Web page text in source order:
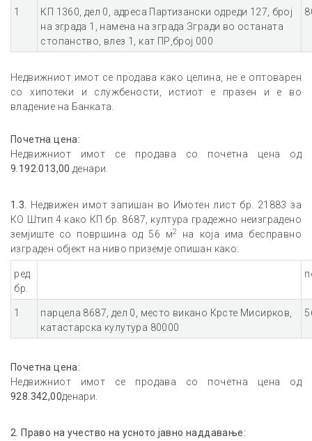
1
КП 1360, дел 0, адреса Партизански одреди 127, број
на зграда 1, намена на зграда Згради во останата
стопанство, влез 1, кат ПР,број 000
Недвижниот имот се продава како целина, не е оптоварен
со хипотеки и службености, истиот е празен и е во
владение на Банката.
Почетна цена:
Недвижниот имот се продава со почетна цена од
9.192.013,00 денари.
1.3. Недвижен имот запишан во Имотен лист бр. 21883 за
КО Штип 4 како КП бр. 8687, култура градежно неизградено
земјиште со површина од 56 м2
на која има бесправно
изграден објект на ниво приземје опишан како:
ред
бр.
1
парцела 8687, дел 0, место викано Крсте Мисирков,
катастарска кулутура 80000
Почетна цена:
Недвижниот имот се продава со почетна цена од
928.342,00денари.
2. Право на учество на усното јавно наддавање: